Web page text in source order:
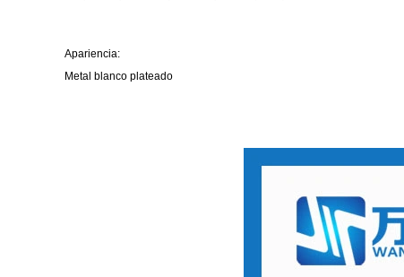
Apariencia:
Metal blanco plateado